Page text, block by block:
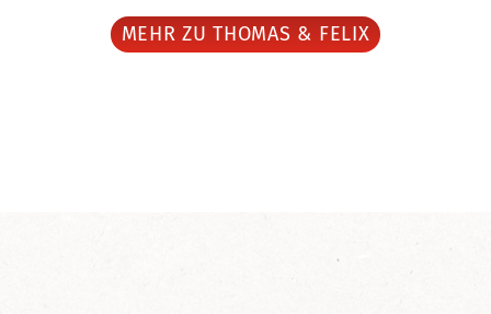
MEHR ZU THOMAS & FELIX